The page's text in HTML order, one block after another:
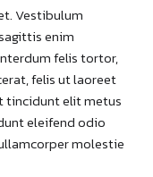
Vestibulum
enim
felis tortor,
felis ut laoreet
tincidunt elit metus
eleifend odio
molestie